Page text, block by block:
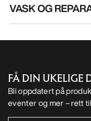
VASK OG
FÅ DIN UKELIGE
Bli oppdatert på
eventer og mer – rett